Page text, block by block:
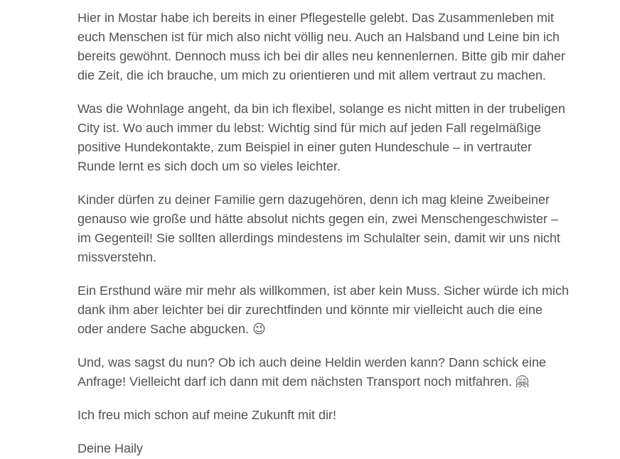
Hier in Mostar habe ich bereits in einer Pflegestelle gelebt. Das Zusammenleben mit
euch Menschen ist für mich also nicht völlig neu. Auch an Halsband und Leine bin ich
bereits gewöhnt. Dennoch muss ich bei dir alles neu kennenlernen. Bitte gib mir daher
die Zeit, die ich brauche, um mich zu orientieren und mit allem vertraut zu machen.
Was die Wohnlage angeht, da bin ich flexibel, solange es nicht mitten in der trubeligen
City ist. Wo auch immer du lebst: Wichtig sind für mich auf jeden Fall regelmäßige
positive Hundekontakte, zum Beispiel in einer guten Hundeschule – in vertrauter
Runde lernt es sich doch um so vieles leichter.
Kinder dürfen zu deiner Familie gern dazugehören, denn ich mag kleine Zweibeiner
genauso wie große und hätte absolut nichts gegen ein, zwei Menschengeschwister –
im Gegenteil! Sie sollten allerdings mindestens im Schulalter sein, damit wir uns nicht
missverstehn.
Ein Ersthund wäre mir mehr als willkommen, ist aber kein Muss. Sicher würde ich mich
dank ihm aber leichter bei dir zurechtfinden und könnte mir vielleicht auch die eine
oder andere Sache abgucken. 😉
Und, was sagst du nun? Ob ich auch deine Heldin werden kann? Dann schick eine
Anfrage! Vielleicht darf ich dann mit dem nächsten Transport noch mitfahren. 🤗
Ich freu mich schon auf meine Zukunft mit dir!
Deine Haily